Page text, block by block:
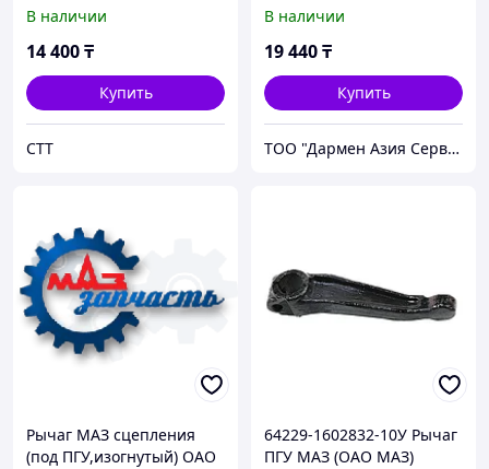
В наличии
14 400₸
Купить
СТТ
В наличии
19 440₸
Купить
ТОО "Дармен Азия Сервис"
Рычаг МАЗ сцепления
(под ПГУ,изогнутый) ОАО
64229-1602832-10У Рычаг
ПГУ МАЗ (ОАО МАЗ)